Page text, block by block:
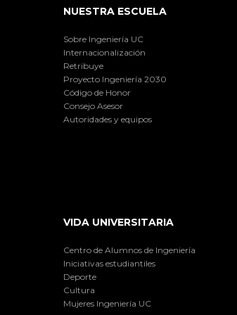
NUESTRA ESCUELA
Sobre Ingeniería UC
Internacionalización
Retribuye
Proyecto Ingeniería 2030
Código de Honor
Consejo Asesor
Autoridades y equipos
VIDA UNIVERSITARIA
Centro de Alumnos de Ingeniería
Iniciativas estudiantiles
Deporte
Cultura
Mujeres Ingeniería UC